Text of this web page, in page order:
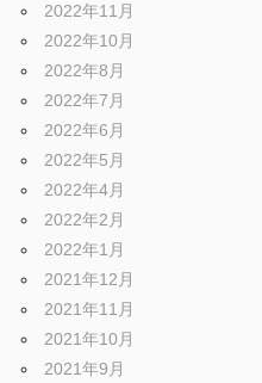
2022年11月
2022年10月
2022年8月
2022年7月
2022年6月
2022年5月
2022年4月
2022年2月
2022年1月
2021年12月
2021年11月
2021年10月
2021年9月